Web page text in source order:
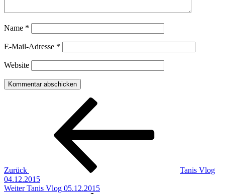
Name *
E-Mail-Adresse *
Website
Beitragsnavigation
Zurück
Tanis Vlog
04.12.2015
Nächster
Weiter Tanis Vlog 05.12.2015